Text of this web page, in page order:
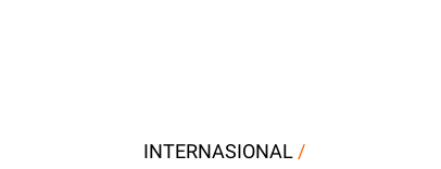
INTERNASIONAL /